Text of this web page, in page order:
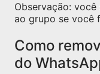
Observação:
ao grupo se você
Como
do